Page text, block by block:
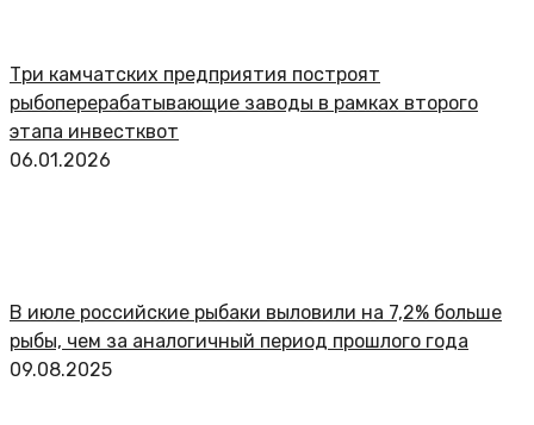
Три камчатских предприятия построят
рыбоперерабатывающие заводы в рамках второго
этапа инвестквот
06.01.2026
В июле российские рыбаки выловили на 7,2% больше
рыбы, чем за аналогичный период прошлого года
09.08.2025